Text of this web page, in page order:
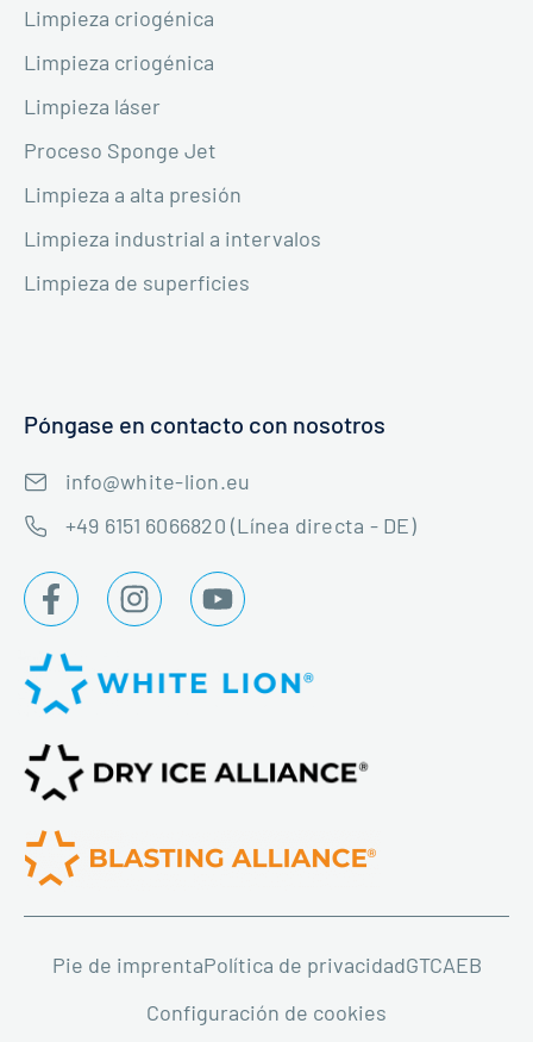
Limpieza criogénica
Limpieza criogénica
Limpieza láser
Proceso Sponge Jet
Limpieza a alta presión
Limpieza industrial a intervalos
Limpieza de superficies
Póngase en contacto con nosotros
info@white-lion.eu
+49 6151 6066820 (Línea directa - DE)
Pie de imprentaPolítica de privacidadGTCAEB
Configuración de cookies